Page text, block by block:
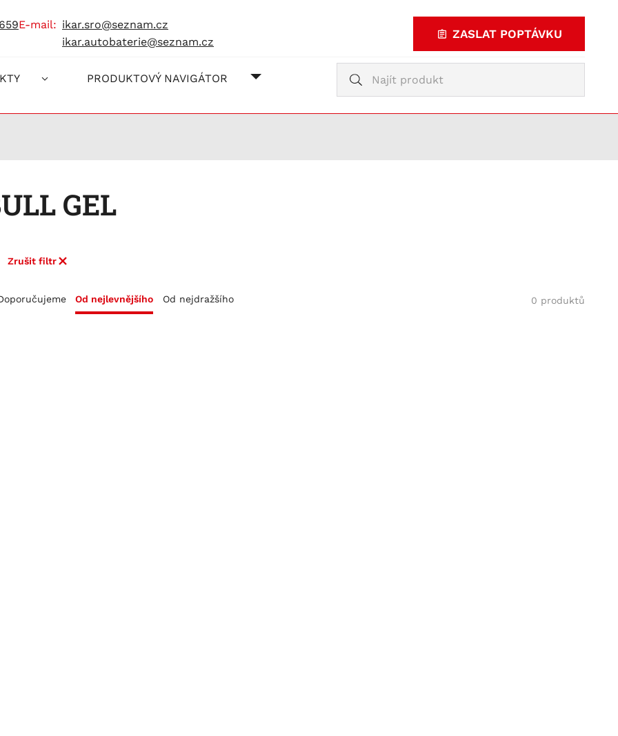
e-mail: ikar.sro@seznam.cz
ikar.autobaterie@seznam.cz
ZASLAT POPTÁVKU
PRODUKTOVÝ NAVIGÁTOR JAK NAKUPOVATVyhledávání
GEL
Zrušit filtr
Od nejlevnějšího Od nejdražšího 0 produktů